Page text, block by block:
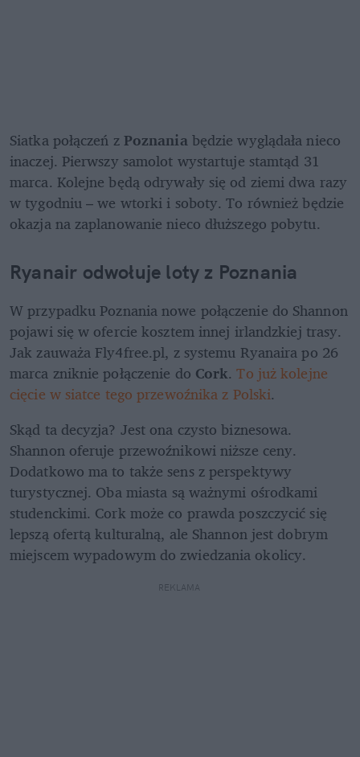
Siatka połączeń z Poznania będzie wyglądała nieco
inaczej. Pierwszy samolot wystartuje stamtąd 31
marca. Kolejne będą odrywały się od ziemi dwa razy
w tygodniu – we wtorki i soboty. To również będzie
okazja na zaplanowanie nieco dłuższego pobytu.
Ryanair odwołuje loty z Poznania
W przypadku Poznania nowe połączenie do Shannon
pojawi się w ofercie kosztem innej irlandzkiej trasy.
Jak zauważa Fly4free.pl, z systemu Ryanaira po 26
marca zniknie połączenie do Cork. To już kolejne
cięcie w siatce tego przewoźnika z Polski.
Skąd ta decyzja? Jest ona czysto biznesowa.
Shannon oferuje przewoźnikowi niższe ceny.
Dodatkowo ma to także sens z perspektywy
turystycznej. Oba miasta są ważnymi ośrodkami
studenckimi. Cork może co prawda poszczycić się
lepszą ofertą kulturalną, ale Shannon jest dobrym
miejscem wypadowym do zwiedzania okolicy.
REKLAMA